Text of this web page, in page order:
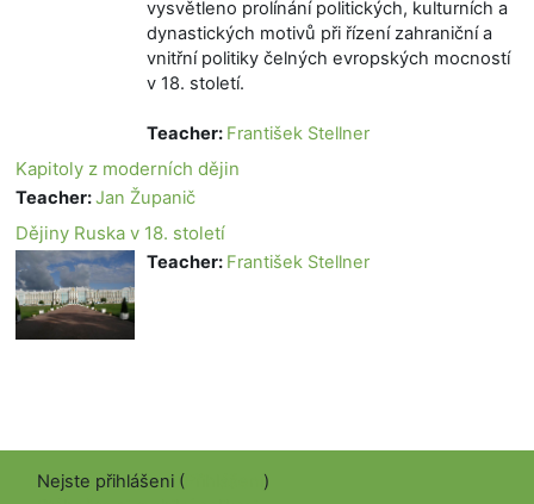
vysvětleno prolínání politických, kulturních a
dynastických motivů při řízení zahraniční a
vnitřní politiky čelných evropských mocností
v 18. století.
Teacher: František Stellner
Kapitoly z moderních dějin
Teacher:Jan Županič
Dějiny Ruska v 18. století
Teacher: František Stellner
Nejste přihlášeni (
)